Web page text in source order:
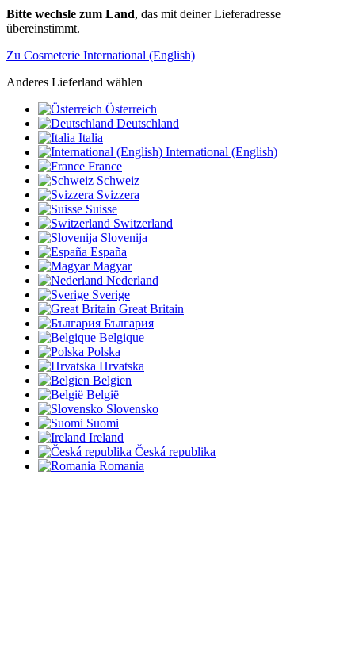
Bitte wechsle zum Land, das mit deiner Lieferadresse
übereinstimmt.
Zu Cosmeterie International (English)
Anderes Lieferland wählen
Österreich
Deutschland
Italia
International (English)
France
Schweiz
Svizzera
Suisse
Switzerland
Slovenija
España
Magyar
Nederland
Sverige
Great Britain
България
Belgique
Polska
Hrvatska
Belgien
België
Slovensko
Suomi
Ireland
Česká republika
Romania